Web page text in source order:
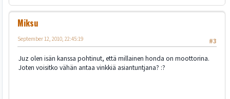
Miksu
#3
September 12, 2010, 22:45:19
Juz olen isän kanssa pohtinut, että millainen honda on moottorina.
Joten voisitko vähän antaa vinkkiä asiantuntjana? :?